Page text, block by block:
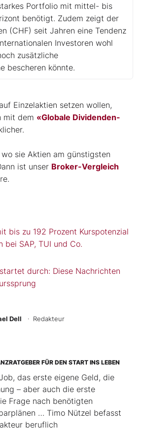
Portfolio mit mittel- bis
benötigt. Zudem zeigt der
(CHF) seit Jahren eine Tendenz
Investoren wohl
zusätzliche
bescheren könnte.
Einzelaktien setzen wollen,
mit dem «Globale Dividenden-
sie Aktien am günstigsten
ist unser Broker-Vergleich
bis zu 192 Prozent Kurspotenzial
bei SAP, TUI und Co.
durch: Diese Nachrichten
Dell · Redakteur
FÜR DEN START INS LEBEN
das erste eigene Geld, die
– aber auch die erste
Frage nach benötigten
… Timo Nützel befasst
beruflich